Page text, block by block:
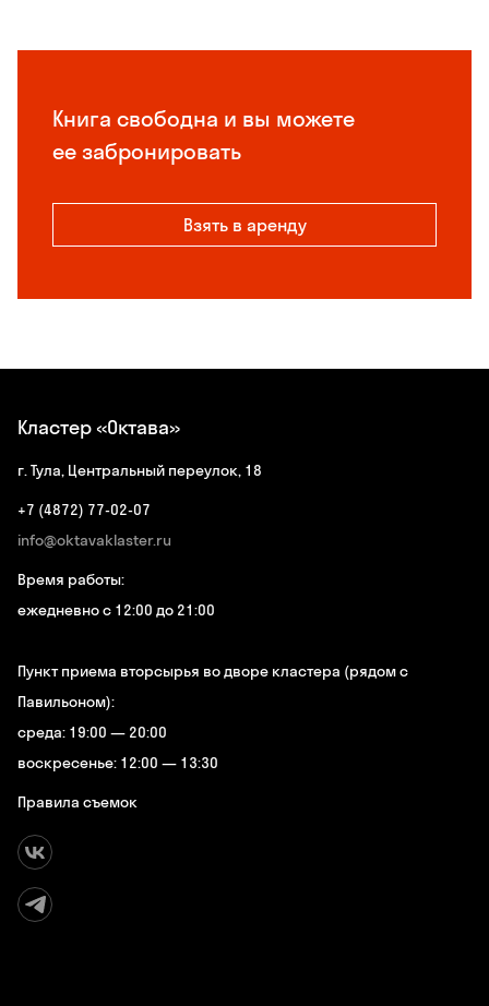
Книга свободна и вы можете
ее забронировать
Взять в аренду
Кластер «Октава»
г. Тула, Центральный переулок, 18
+7 (4872) 77-02-07
info@oktavaklaster.ru
Время работы:
ежедневно с 12:00 до 21:00
Пункт приема вторсырья во дворе кластера (рядом с
Павильоном):
среда: 19:00 — 20:00
воскресенье: 12:00 — 13:30
Правила съемок